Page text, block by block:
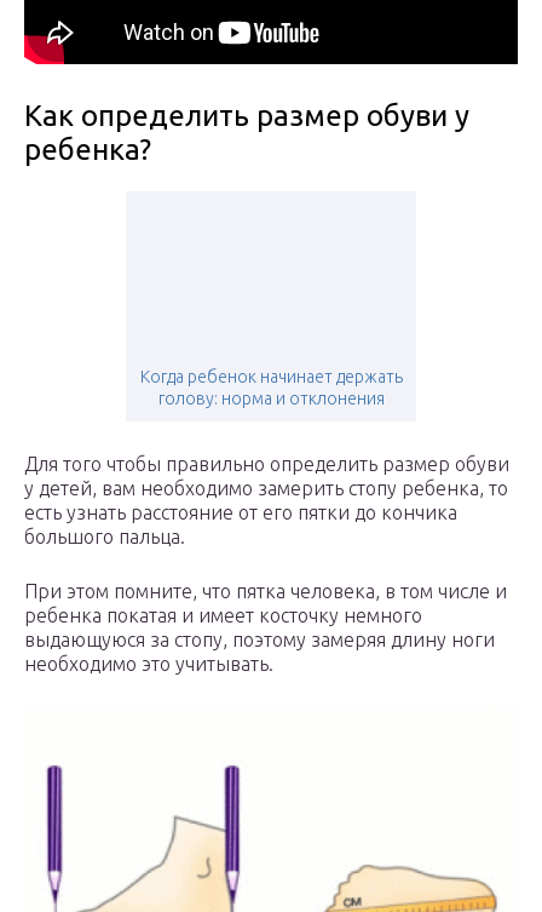
Как определить размер обуви у
ребенка?
Когда ребенок начинает держать
голову: норма и отклонения
Для того чтобы правильно определить размер обуви
у детей, вам необходимо замерить стопу ребенка, то
есть узнать расстояние от его пятки до кончика
большого пальца.
При этом помните, что пятка человека, в том числе и
ребенка покатая и имеет косточку немного
выдающуюся за стопу, поэтому замеряя длину ноги
необходимо это учитывать.